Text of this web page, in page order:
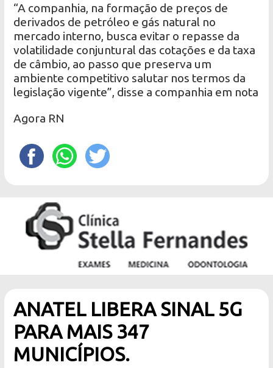
“A companhia, na formação de preços de
derivados de petróleo e gás natural no
mercado interno, busca evitar o repasse da
volatilidade conjuntural das cotações e da taxa
de câmbio, ao passo que preserva um
ambiente competitivo salutar nos termos da
legislação vigente”, disse a companhia em nota
Agora RN
ANATEL LIBERA SINAL 5G
PARA MAIS 347
MUNICÍPIOS.